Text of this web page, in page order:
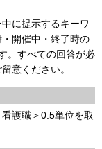
に提示するキーワ
開催中・終了時の
。すべての回答が必
意ください。
護職＞0.5単位を取